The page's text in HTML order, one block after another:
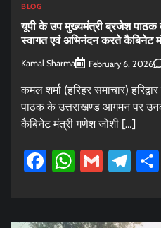
BLOG
यूपी के उप मुख्यमंत्री ब्रजेश
स्वागत एवं अभिनंदन करते कैबिनेट
Kamal Sharma February 6, 2026
कमल शर्मा (हरिहर समाचार)
पाठक के उत्तराखण्ड आगमन पर
कैबिनेट मंत्री गणेश जोशी […]
Facebook
WhatsApp
Gmail